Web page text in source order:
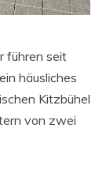
führen seit
häusliches
Kitzbühel
von zwei